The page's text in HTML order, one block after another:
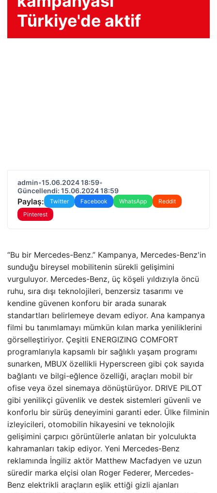
Türkiye'de aktif
admin•15.06.2024 18:59•
Güncellendi: 15.06.2024 18:59
Paylaş: Twitter Facebook WhatsApp
Reddit
Pinterest
“Bu bir Mercedes-Benz.” Kampanya, Mercedes-Benz'in
sunduğu bireysel mobilitenin sürekli gelişimini
vurguluyor. Mercedes-Benz, üç köşeli yıldızıyla öncü
ruhu, sıra dışı teknolojileri, benzersiz tasarımı ve
kendine güvenen konforu bir arada sunarak
standartları belirlemeye devam ediyor. Ana kampanya
filmi bu tanımlamayı mümkün kılan marka yeniliklerini
görselleştiriyor. Çeşitli ENERGIZING COMFORT
programlarıyla kapsamlı bir sağlıklı yaşam programı
sunarken, MBUX özellikli Hyperscreen gibi çok sayıda
bağlantı ve bilgi-eğlence özelliği, araçları mobil bir
ofise veya özel sinemaya dönüştürüyor. DRIVE PILOT
gibi yenilikçi güvenlik ve destek sistemleri güvenli ve
konforlu bir sürüş deneyimini garanti eder. Ülke filminin
izleyicileri, otomobilin hikayesini ve teknolojik
gelişimini çarpıcı görüntülerle anlatan bir yolculukta
kahramanları takip ediyor. Yeni Mercedes-Benz
reklamında İngiliz aktör Matthew Macfadyen ve uzun
süredir marka elçisi olan Roger Federer, Mercedes-
Benz elektrikli araçların eşlik ettiği gizli ajanları